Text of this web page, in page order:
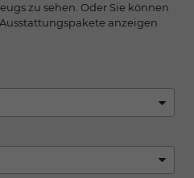
zu sehen. Oder Sie können
anzeigen